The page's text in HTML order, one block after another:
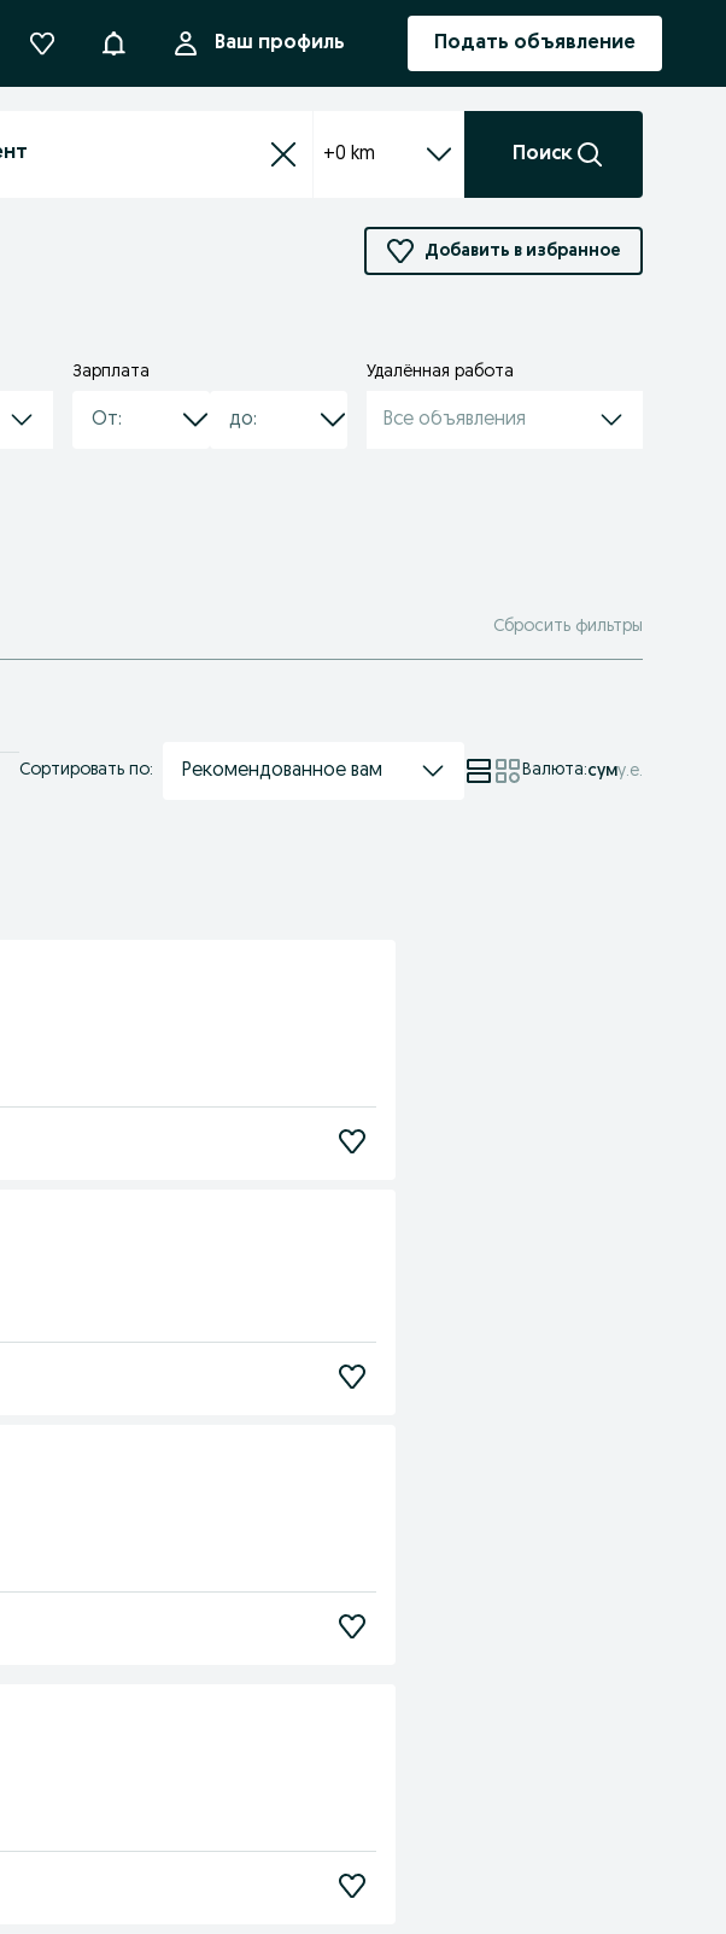
УведомленияВаш профиль Подать объявление
+0 km Поиск
Добавить в избранное
Зарплата Удалённая работа
Все объявления
Сбросить фильтры
Сортировать по: Рекомендованное вам Валюта:суму.е.